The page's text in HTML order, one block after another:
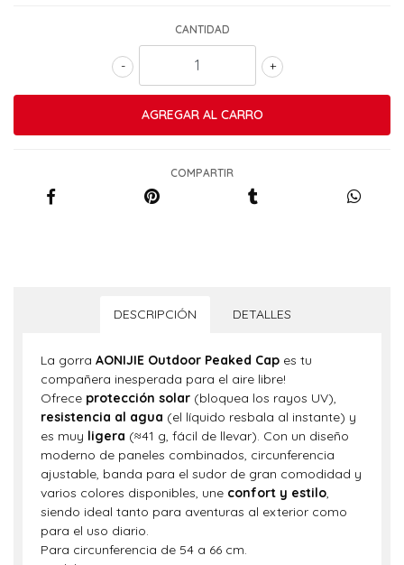
CANTIDAD
+
-
COMPARTIR
DESCRIPCIÓN DETALLES
La gorra AONIJIE Outdoor Peaked Cap es tu
compañera inesperada para el aire libre!
Ofrece protección solar (bloquea los rayos UV),
resistencia al agua (el líquido resbala al instante) y
es muy ligera (≈41 g, fácil de llevar). Con un diseño
moderno de paneles combinados, circunferencia
ajustable, banda para el sudor de gran comodidad y
varios colores disponibles, une confort y estilo
siendo ideal tanto para aventuras al exterior como
para el uso diario.
Para circunferencia de 54 a 66 cm.